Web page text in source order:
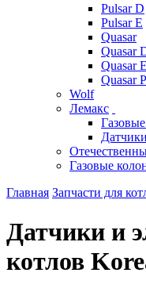
Pulsar D
Pulsar E
Quasar
Quasar
Quasar E
Quasar
Wolf
Лемакс
Газовые
Главная Запчасти для
Датчики и
котлов